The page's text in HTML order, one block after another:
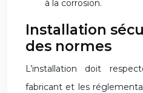
à la corrosion.
Installation
des normes
L’installation doit
fabricant et les